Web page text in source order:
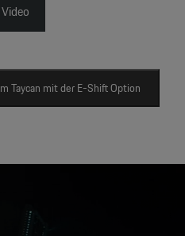
Taycan mit der E-Shift Option